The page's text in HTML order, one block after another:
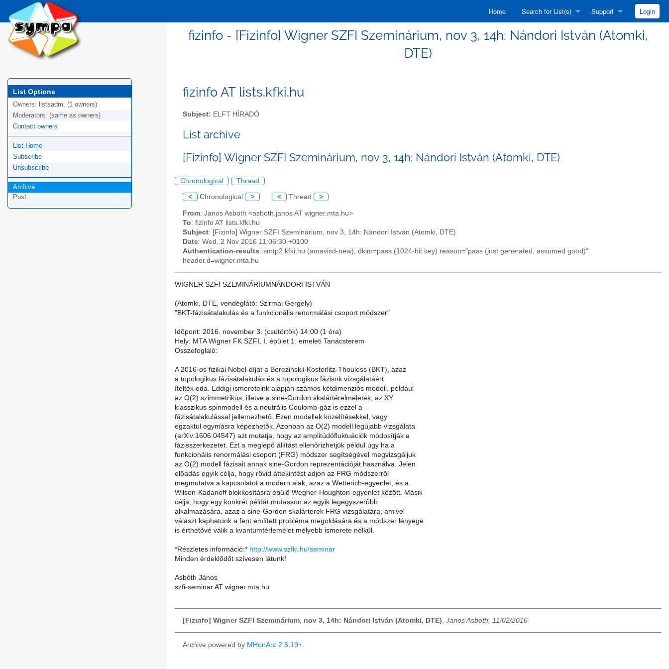
Home Search for List(s) Support Login
fizinfo - [Fizinfo] Wigner SZFI Szeminárium, nov 3, 14h: Nándori István (Atomki,
DTE)
List Options
Owners: listsadm, (1 owners)
Moderators: (same as owners)
Contact owners
List Home
Subscribe
Unsubscribe
Archive
Post
fizinfo AT lists.kfki.hu
Subject: ELFT HÍRADÓ
List archive
[Fizinfo] Wigner SZFI Szeminárium, nov 3, 14h: Nándori István (Atomki, DTE)
Chronological Thread
< Chronological > < Thread >
From: Janos Asboth <asboth.janos AT wigner.mta.hu>
To: fizinfo AT lists.kfki.hu
Subject: [Fizinfo] Wigner SZFI Szeminárium, nov 3, 14h: Nándori István (Atomki, DTE)
Date: Wed, 2 Nov 2016 11:06:30 +0100
Authentication-results: smtp2.kfki.hu (amavisd-new); dkim=pass (1024-bit key) reason="pass (just generated, assumed good)"
header.d=wigner.mta.hu
WIGNER SZFI SZEMINÁRIUMNÁNDORI ISTVÁN
(Atomki, DTE, vendéglátó: Szirmai Gergely)
"BKT-fázisátalakulás és a funkcionális renormálási csoport módszer"
Idõpont: 2016. november 3. (csütörtök) 14:00 (1 óra)
Hely: MTA Wigner FK SZFI, I. épület 1. emeleti Tanácsterem
Összefoglaló:
A 2016-os fizikai Nobel-díjat a Berezinskii-Kosterlitz-Thouless (BKT), azaz
a topologikus fázisátalakulás és a topologikus fázisok vizsgálatáért
ítelték oda. Eddigi ismereteink alapján számos kétdimenziós modell, például
az O(2) szimmetrikus, illetve a sine-Gordon skalártérelméletek, az XY
klasszikus spinmodell és a neutrális Coulomb-gáz is ezzel a
fázisátalakulással jellemezhetõ. Ezen modellek közelítésekkel, vagy
egzaktul egymásra képezhetõk. Azonban az O(2) modell legújabb vizsgálata
(arXiv:1606.04547) azt mutatja, hogy az amplitúdófluktuációk módosítják a
fázisszerkezetet. Ezt a meglepõ állítást ellenõrizhetjük példul úgy ha a
funkcionális renormálási csoport (FRG) módszer segítségével megvizsgáljuk
az O(2) modell fázisait annak sine-Gordon reprezentációját használva. Jelen
elõadás egyik célja, hogy rövid áttekintést adjon az FRG módszerrõl
megmutatva a kapcsolatot a modern alak, azaz a Wetterich-egyenlet, és a
Wilson-Kadanoff blokkosításra épülõ Wegner-Houghton-egyenlet között. Másik
célja, hogy egy konkrét példát mutasson az egyik legegyszerûbb
alkalmazására, azaz a sine-Gordon skalárterek FRG vizsgálatára, amivel
választ kaphatunk a fent említett probléma megoldására és a módszer lényege
is érthetõvé válik a kvantumtérlemélet mélyebb ismerete nélkül.
*Részletes információ:* http://www.szfki.hu/seminar
Minden érdeklődőt szívesen látunk!
Asbóth János
szfi-seminar AT wigner.mta.hu
[Fizinfo] Wigner SZFI Szeminárium, nov 3, 14h: Nándori István (Atomki, DTE), Janos Asboth, 11/02/2016
Archive powered by MHonArc 2.6.19+.